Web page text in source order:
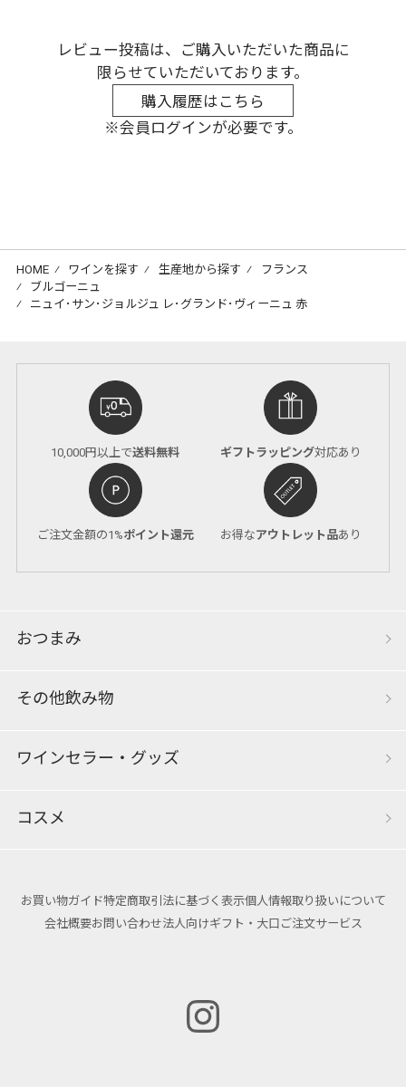
レビュー投稿は、ご購入いただいた商品に
限らせていただいております。
購入履歴はこちら
※会員ログインが必要です。
HOME ⁄ ワインを探す ⁄ 生産地から探す ⁄ フランス
⁄ ブルゴーニュ
⁄ ニュイ･サン･ジョルジュ レ･グランド･ヴィーニュ 赤
10,000円以上で送料無料 ギフトラッピング対応あり
ご注文金額の1%ポイント還元 お得なアウトレット品あり
おつまみ
その他飲み物
ワインセラー・グッズ
コスメ
お買い物ガイド特定商取引法に基づく表示個人情報取り扱いについて
会社概要お問い合わせ法人向けギフト・大口ご注文サービス